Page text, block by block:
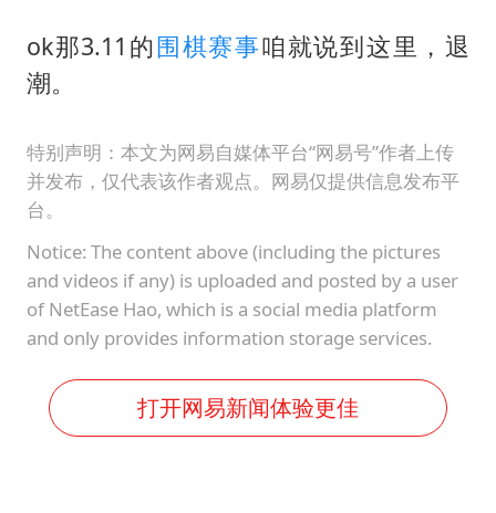
ok那3.11的围棋赛事咱就说到这里，退
潮。
特别声明：本文为网易自媒体平台“网易号”作者上传
并发布，仅代表该作者观点。网易仅提供信息发布平
台。
Notice: The content above (including the pictures
and videos if any) is uploaded and posted by a user
of NetEase Hao, which is a social media platform
and only provides information storage services.
打开网易新闻体验更佳